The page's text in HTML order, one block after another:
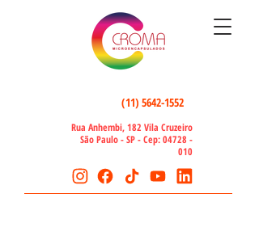
(11) 5642-1552
Rua Anhembi, 182 Vila Cruzeiro
São Paulo - SP - Cep:04728 -
010